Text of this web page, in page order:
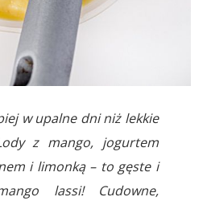
w upalne dni niż lekkie
z mango, jogurtem
i limonką – to gęste i
lassi! Cudowne,